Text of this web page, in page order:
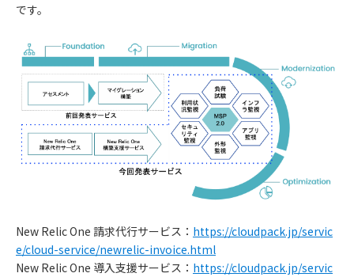
です。
New Relic One 請求代行サービス： https://cloudpack.jp/servic
e/cloud-service/newrelic-invoice.html
New Relic One 導入支援サービス： https://cloudpack.jp/servic